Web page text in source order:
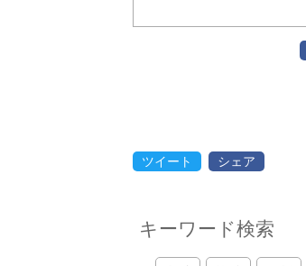
ツイート シェア
キーワード検索